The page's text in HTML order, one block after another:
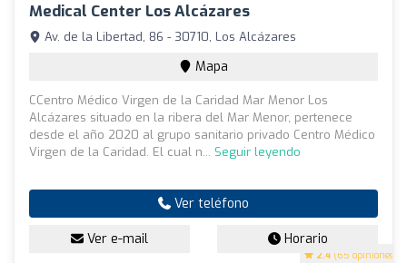
Medical Center Los Alcázares
2.4 (65 opiniones)
Av. de la Libertad, 86 - 30710, Los Alcázares
Mapa
CCentro Médico Virgen de la Caridad Mar Menor Los
Alcázares situado en la ribera del Mar Menor, pertenece
desde el año 2020 al grupo sanitario privado Centro Médico
Virgen de la Caridad. El cual n... Seguir leyendo
Ver teléfono
Ver e-mail Horario